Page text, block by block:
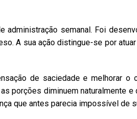
semanal. Foi
A sua ação distingue-se por
de saciedade e melhorar o
porções diminuem naturalmente e
que antes parecia impossível de